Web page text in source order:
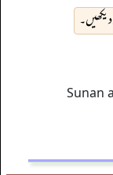
Sunan